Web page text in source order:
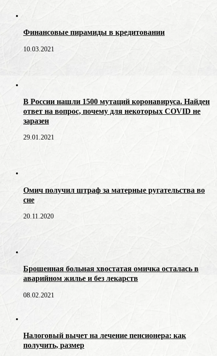
Финансовые пирамиды в кредитовании
10.03.2021
В России нашли 1500 мутаций коронавируса. Найден
ответ на вопрос, почему для некоторых COVID не
заразен
29.01.2021
Омич получил штраф за матерные ругательства во
сне
20.11.2020
Брошенная больная хвостатая омичка осталась в
аварийном жилье и без лекарств
08.02.2021
Налоговый вычет на лечение пенсионера: как
получить, размер